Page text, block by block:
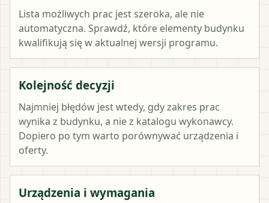
Lista możliwych prac jest szeroka, ale nie
automatyczna. Sprawdź, które elementy budynku
kwalifikują się w aktualnej wersji programu.
Kolejność decyzji
Najmniej błędów jest wtedy, gdy zakres prac
wynika z budynku, a nie z katalogu wykonawcy.
Dopiero po tym warto porównywać urządzenia i
oferty.
Urządzenia i wymagania